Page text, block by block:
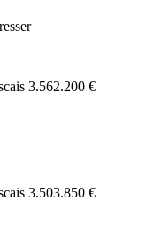
3.562.200 €
3.503.850 €